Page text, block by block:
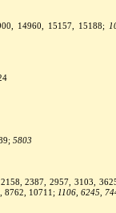
14960, 15157, 15188;
5803
2387, 2957, 3103,
8762, 10711; 1106, 6245,